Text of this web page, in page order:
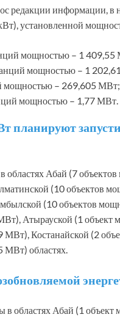
редакции информации, в
установленной
мощностью – 1
мощностью – 1
мощностью – 269,605 МВт;
мощностью – 1,77 МВт.
областях Абай (7
(10 объектов
(10 объектов
Атырауской (1
МВт), Костанайской (2
МВт) областях.
в областях Абай (1